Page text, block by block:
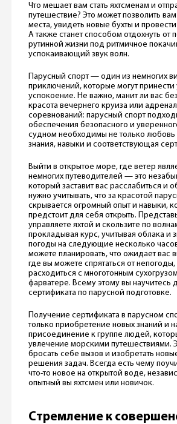
Что мешает вам стать яхтсменам и
путешествие? Это может позволить
места, увидеть новые бухты и
А также станет способом отдохнуть от
рутинной жизни под ритмичное
успокаивающий звук волн.
Парусный спорт — один из немногих
приключений, которые могут принести
успокоение. Не важно, манит ли вас
красота вечернего круиза или
соревнований: парусный спорт
обеспечения безопасного и
судном необходимы не только
знания, навыки и соответствующая
Выйти в открытое море, где ветер
немногих путеводителей — это
который заставит вас расслабиться и
нужно учитывать, что за красотой
скрывается огромный опыт и навыки,
предстоит для себя открыть.
управляете яхтой и скользите по
прокладывая курс, учитывая облака и
погоды на следующие несколько
можете планировать, что ожидает вас
где вы можете спрятаться от
расходиться с многотонным
фарватере. Всему этому вы научитесь
сертификата по парусной подготовке.
Получение сертификата в парусном
только приобретение новых знаний и
присоединение к группе людей,
увлечение морскими путешествиями.
бросать себе вызов и изобретать
решения задач. Всегда есть чему
что-то новое на открытой воде,
опытный вы яхтсмен или новичок.
Стремление к